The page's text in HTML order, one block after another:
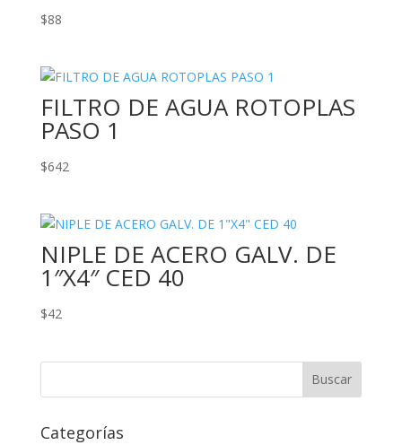
$88
FILTRO DE AGUA ROTOPLAS
PASO 1
$642
NIPLE DE ACERO GALV. DE
1″X4″ CED 40
$42
Categorías